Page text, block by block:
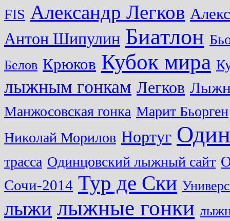
FIS Александр Легков
Антон Шипулин Биатлон
Белов Крюков Кубок мира
лыжным гонкам Легков
Манжосовская гонка Марит Бьорген
Николай Морилов Нортуг
трасса Одинцовский лыжный сайт
Сочи-2014 Тур де Ски
лыжи лыжные гонки